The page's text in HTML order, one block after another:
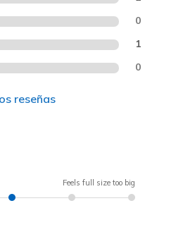
0
1
0
reseñas
Feels full size too big